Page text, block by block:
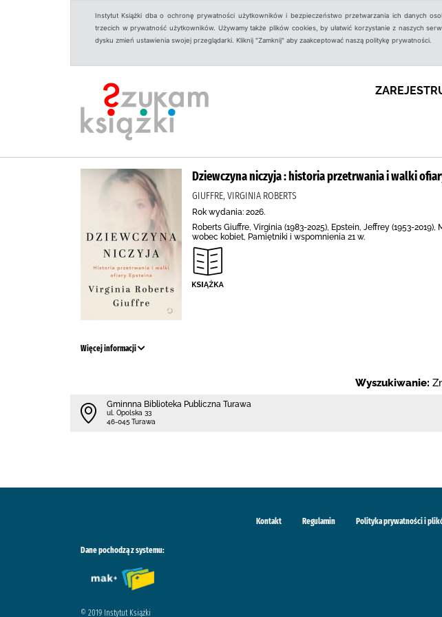
Instytut Książki dba o ochronę prywatności użytkowników i bezpieczeństwo przetwarzania ich danych
trzecich w prywatność użytkowników. Używamy także plików cookies, by ułatwić korzystanie z naszych
dysku zmień ustawienia swojej przeglądarki. Kliknij "Zamknij" aby zaakceptować naszą politykę prywatności.
Dziewczyna niczyja : historia przetrwania i walki
GIUFFRE, VIRGINIA ROBERTS
Rok wydania: 2026.
Roberts Giuffre, Virginia (1983-2025), Epstein, Jeffrey (1953-
wobec kobiet, Pamiętniki i wspomnienia 21 w.
Więcej informacji
Wyszukiwanie:
Gminnna Biblioteka Publiczna Turawa
ul. Opolska 33
46-045 Turawa
Kontakt Regulamin Polityka prywatności i
Dane pochodzą z systemu:
© 2019 Instytut Książki